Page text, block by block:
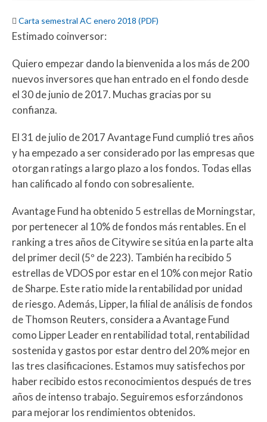
 Carta semestral AC enero 2018 (PDF)
Estimado coinversor:
Quiero empezar dando la bienvenida a los más de 200
nuevos inversores que han entrado en el fondo desde
el 30 de junio de 2017. Muchas gracias por su
confianza.
El 31 de julio de 2017 Avantage Fund cumplió tres años
y ha empezado a ser considerado por las empresas que
otorgan ratings a largo plazo a los fondos. Todas ellas
han calificado al fondo con sobresaliente.
Avantage Fund ha obtenido 5 estrellas de Morningstar,
por pertenecer al 10% de fondos más rentables. En el
ranking a tres años de Citywire se sitúa en la parte alta
del primer decil (5º de 223). También ha recibido 5
estrellas de VDOS por estar en el 10% con mejor Ratio
de Sharpe. Este ratio mide la rentabilidad por unidad
de riesgo. Además, Lipper, la filial de análisis de fondos
de Thomson Reuters, considera a Avantage Fund
como Lipper Leader en rentabilidad total, rentabilidad
sostenida y gastos por estar dentro del 20% mejor en
las tres clasificaciones. Estamos muy satisfechos por
haber recibido estos reconocimientos después de tres
años de intenso trabajo. Seguiremos esforzándonos
para mejorar los rendimientos obtenidos.